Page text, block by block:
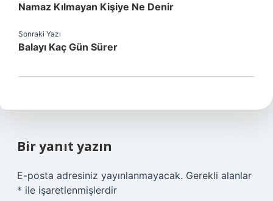
Namaz Kılmayan Kişiye Ne Denir
Sonraki Yazı
Balayı Kaç Gün Sürer
Bir yanıt yazın
E-posta adresiniz yayınlanmayacak. Gerekli alanlar
* ile işaretlenmişlerdir